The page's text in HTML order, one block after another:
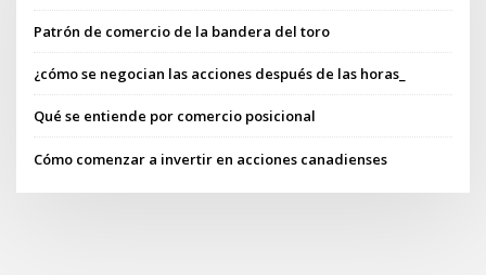
Patrón de comercio de la bandera del toro
¿cómo se negocian las acciones después de las horas_
Qué se entiende por comercio posicional
Cómo comenzar a invertir en acciones canadienses